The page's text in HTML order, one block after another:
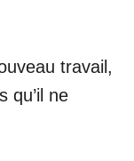
travail,
qu’il ne